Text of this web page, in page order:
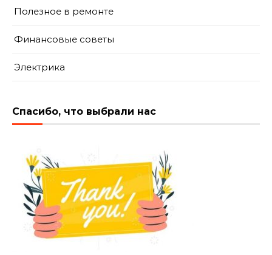
Полезное в ремонте
Финансовые советы
Электрика
Спасибо, что выбрали нас